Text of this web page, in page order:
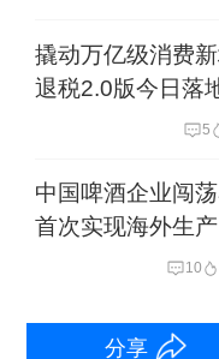
撬动万亿级消费
退税2.0版今日落
5
中国啤酒企业闯荡
首次实现海外生
10
分享